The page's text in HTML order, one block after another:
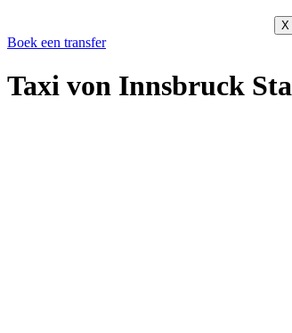
X
Boek een transfer
Taxi von Innsbruck